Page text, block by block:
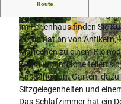
A
u
Z
a
u
b
e
r
Route
Im Ferienhaus finden Sie
Kombination von Antikern,
Mariechen zu einem
74qm Wohnfläche teilen
Ausgang zum Garten:
Sitzgelegenheiten und
Das Schlafzimmer hat ein